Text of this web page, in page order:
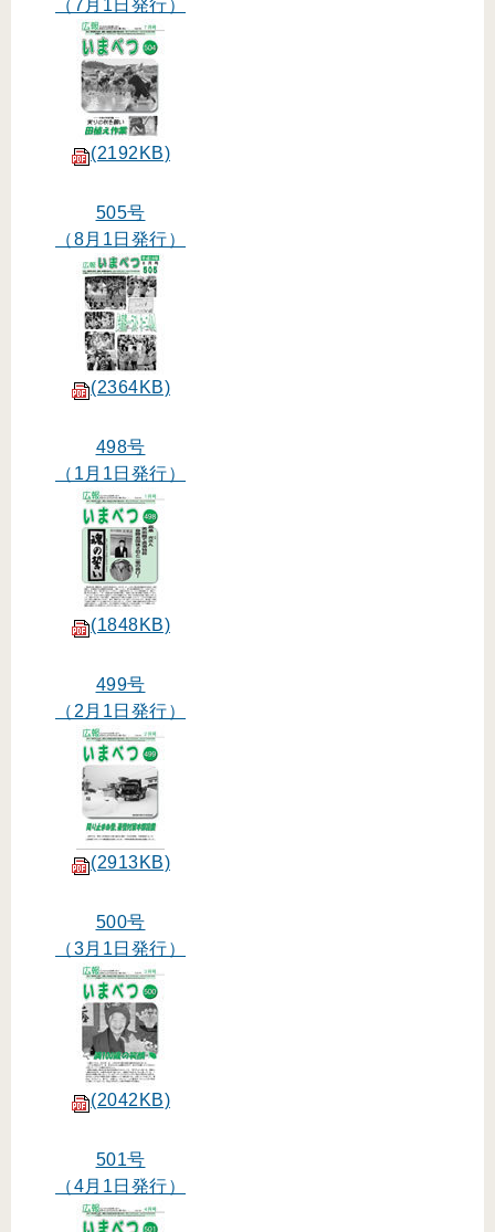
（7月1日発行）
(2192KB)
505号
（8月1日発行）
(2364KB)
498号
（1月1日発行）
(1848KB)
499号
（2月1日発行）
(2913KB)
500号
（3月1日発行）
(2042KB)
501号
（4月1日発行）